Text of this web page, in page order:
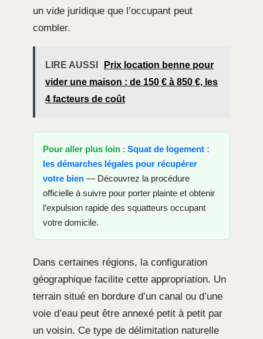
un vide juridique que l’occupant peut
combler.
LIRE AUSSI
Prix location benne pour
vider une maison : de 150 € à 850 €, les
4 facteurs de coût
Pour aller plus loin : Squat de logement :
les démarches légales pour récupérer
votre bien — Découvrez la procédure
officielle à suivre pour porter plainte et obtenir
l’expulsion rapide des squatteurs occupant
votre domicile.
Dans certaines régions, la configuration
géographique facilite cette appropriation. Un
terrain situé en bordure d’un canal ou d’une
voie d’eau peut être annexé petit à petit par
un voisin. Ce type de délimitation naturelle